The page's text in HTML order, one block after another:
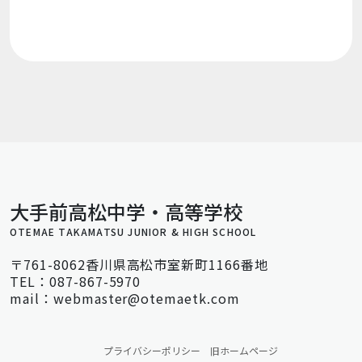
大手前高松中学・高等学校
OTEMAE TAKAMATSU JUNIOR & HIGH SCHOOL
〒761-8062香川県高松市室新町1166番地
TEL：087-867-5970
mail：webmaster@otemaetk.com
プライバシーポリシー 旧ホームページ